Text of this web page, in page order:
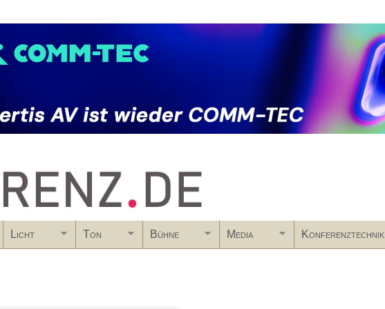
Licht Ton Bühne Media Konferenztechnik